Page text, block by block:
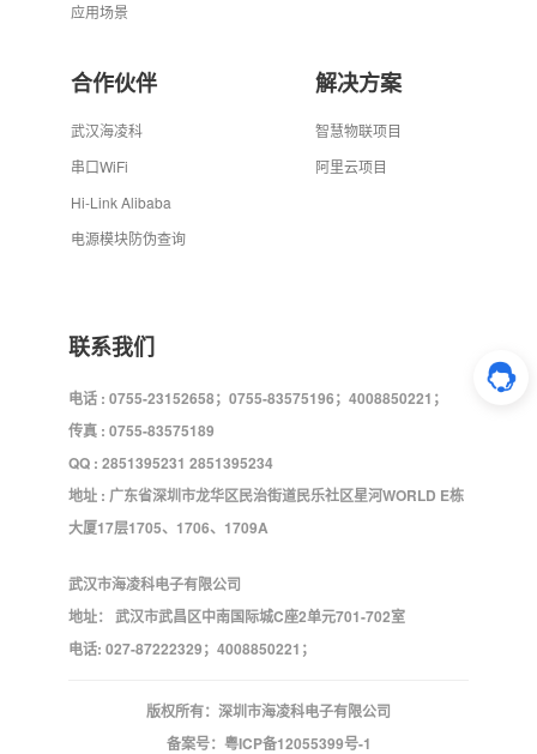
应用场景
合作伙伴
武汉海凌科
串口WiFi
Hi-Link Alibaba
电源模块防伪查询
解决方案
智慧物联项目
阿里云项目
联系我们
电话 : 0755-23152658；0755-83575196；4008850221；
传真 : 0755-83575189
QQ : 2851395231 2851395234
地址 : 广东省深圳市龙华区民治街道民乐社区星河WORLD E栋
大厦17层1705、1706、1709A
武汉市海凌科电子有限公司
地址： 武汉市武昌区中南国际城C座2单元701-702室
电话: 027-87222329；4008850221；
版权所有：深圳市海凌科电子有限公司
备案号： 粤ICP备12055399号-1